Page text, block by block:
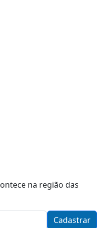
na região das
Cadastrar